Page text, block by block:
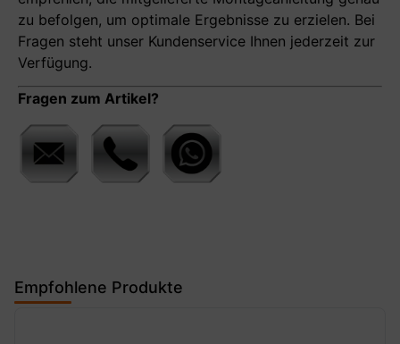
zu befolgen, um optimale Ergebnisse zu erzielen. Bei
Fragen steht unser Kundenservice Ihnen jederzeit zur
Verfügung.
Fragen zum Artikel?
Empfohlene Produkte